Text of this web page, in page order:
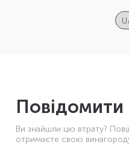
Повідомити
Ви знайшли цю втрату?
отримаєте свою